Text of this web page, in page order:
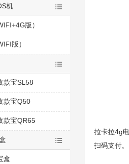
机
版）
版）
款宝SL58
款宝Q50
款宝QR65
盒
拉卡拉4g
扫码支付。